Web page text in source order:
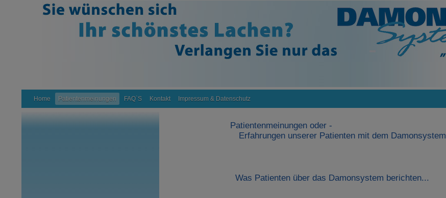
Home Patientenmeinungen FAQ`S Kontakt Impressum & Datenschutz
Patientenmeinungen oder -
Erfahrungen unserer Patienten mit dem Damonsystem
Was Patienten über das Damonsystem berichten...